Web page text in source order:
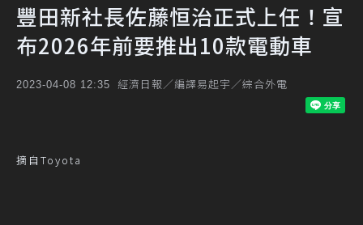
豐田新社長佐藤恒治正式上任！宣
布2026年前要推出10款電動車
2023-04-08 12:35 經濟日報／編譯易起宇／綜合外電
摘自Toyota